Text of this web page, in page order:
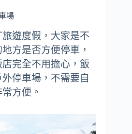
場
遊度假，大家是不
方是否方便停車，
完全不用擔心，飯
停車場，不需要自
方便。